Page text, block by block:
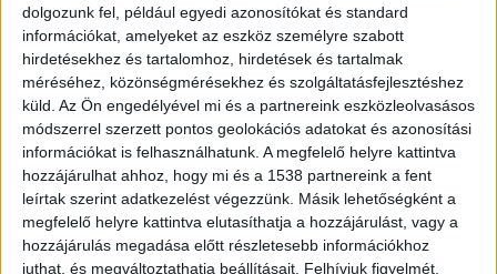
dolgozunk fel, például egyedi azonosítókat és standard
információkat, amelyeket az eszköz személyre szabott
hirdetésekhez és tartalomhoz, hirdetések és tartalmak
méréséhez, közönségmérésekhez és szolgáltatásfejlesztéshez
küld. Az Ön engedélyével mi és a partnereink eszközleolvasásos
módszerrel szerzett pontos geolokációs adatokat és azonosítási
információkat is felhasználhatunk. A megfelelő helyre kattintva
hozzájárulhat ahhoz, hogy mi és a 1538 partnereink a fent
leírtak szerint adatkezelést végezzünk. Másik lehetőségként a
megfelelő helyre kattintva elutasíthatja a hozzájárulást, vagy a
hozzájárulás megadása előtt részletesebb információkhoz
juthat, és megváltoztathatja beállításait. Felhívjuk figyelmét,
Az ősi gabonák úgynevezett pelyvás gabonák,
amelyeknél az értékes szemet egy védőburok veszi körül,
amely megóvja azt a környezeti hatásoktól, például a
gombafertőzéstől, kártevőktől, kórokozóktól és az
időjárás viszonytagságaitól is. Ezért nincs szükségük és
rosszul is viselik a műtrágya és a növényvédő szerek
használatát. Ráadásul az ősi gabonák és a nagyüzemi
termesztésű búza beltartalmában is jelentős az eltérés –
emelte ki. Mindezek alapján Áder János rámutatott: ha